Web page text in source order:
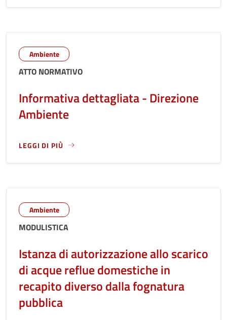
Ambiente
ATTO NORMATIVO
Informativa dettagliata - Direzione
Ambiente
LEGGI DI PIÙ
LEGGI ANCORA RIGUARDO A: INFORMATIVA DETTAGLIATA
Ambiente
MODULISTICA
Istanza di autorizzazione allo scarico
di acque reflue domestiche in
recapito diverso dalla fognatura
pubblica